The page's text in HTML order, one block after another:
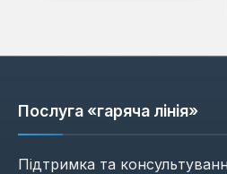
Послуга «гаряча лінія»
Підтримка та